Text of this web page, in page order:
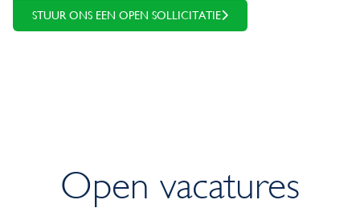
STUUR ONS EEN OPEN SOLLICITATIE
Open vacatures